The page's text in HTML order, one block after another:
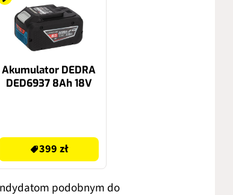
Akumulator DEDRA
DED6937 8Ah 18V
399 zł
podobnym do